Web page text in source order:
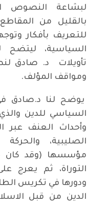
لبشاعة النصوص
بالقليل من
للتعريف بأفكار
السياسية، ليتضح
تأويلات د. صادق
ومواقف المؤلف.
يوضح لنا د.صادق
السياسي للدين
وأحداث العنف عبر
الصليبية،
مؤسسها (وقد كان
التوراة، ثم يعرج
ودورها في تكريس
الدين من قبل